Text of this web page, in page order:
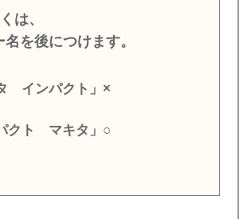
は、
名を後につけます。
インパクト」×
クト マキタ」○